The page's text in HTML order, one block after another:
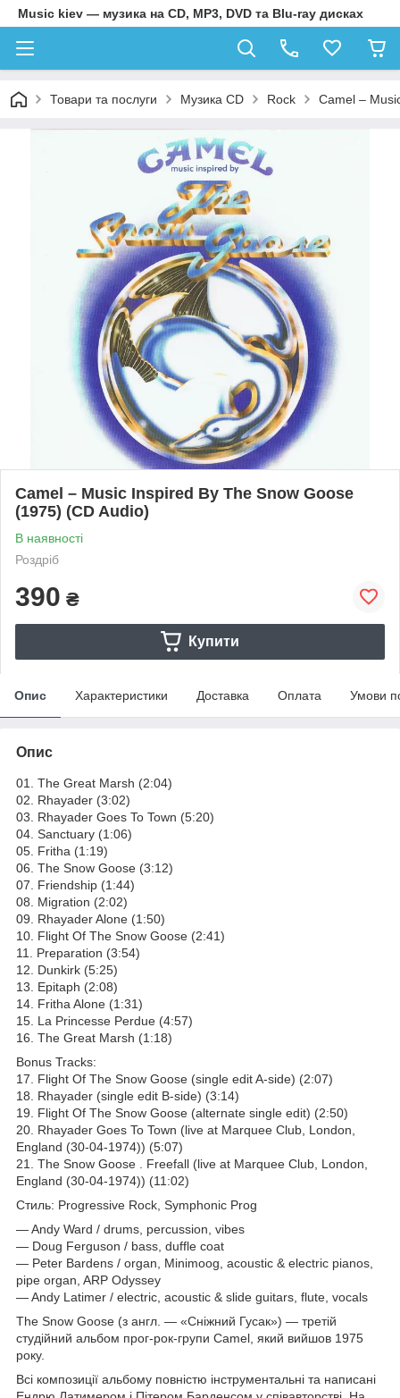
Music kiev — музика на CD, MP3, DVD та Blu-ray дисках
Товари та послуги Музика CD Rock Camel –
Camel – Music Inspired By The Snow Goose
(1975) (CD Audio)
В наявності
Роздріб
390 ₴
Купити
Опис Характеристики Доставка Оплата Умови
Опис
01. The Great Marsh (2:04)
02. Rhayader (3:02)
03. Rhayader Goes To Town (5:20)
04. Sanctuary (1:06)
05. Fritha (1:19)
06. The Snow Goose (3:12)
07. Friendship (1:44)
08. Migration (2:02)
09. Rhayader Alone (1:50)
10. Flight Of The Snow Goose (2:41)
11. Preparation (3:54)
12. Dunkirk (5:25)
13. Epitaph (2:08)
14. Fritha Alone (1:31)
15. La Princesse Perdue (4:57)
16. The Great Marsh (1:18)
Bonus Tracks:
17. Flight Of The Snow Goose (single edit A-side) (2:07)
18. Rhayader (single edit B-side) (3:14)
19. Flight Of The Snow Goose (alternate single edit) (2:50)
20. Rhayader Goes To Town (live at Marquee Club, London,
England (30-04-1974)) (5:07)
21. The Snow Goose . Freefall (live at Marquee Club, London,
England (30-04-1974)) (11:02)
Стиль: Progressive Rock, Symphonic Prog
— Andy Ward / drums, percussion, vibes
— Doug Ferguson / bass, duffle coat
— Peter Bardens / organ, Minimoog, acoustic & electric pianos,
pipe organ, ARP Odyssey
— Andy Latimer / electric, acoustic & slide guitars, flute, vocals
The Snow Goose (з англ. — «Сніжний Гусак») — третій
студійний альбом прог-рок-групи Camel, який вийшов 1975
року.
Всі композиції альбому повністю інструментальні та написані